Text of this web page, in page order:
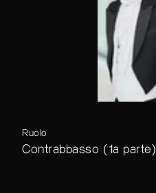
Ruolo
Contrabbasso (1a parte)